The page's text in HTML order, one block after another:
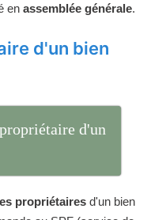
en assemblée générale.
d'un bien
d'un
propriétaires d'un bien